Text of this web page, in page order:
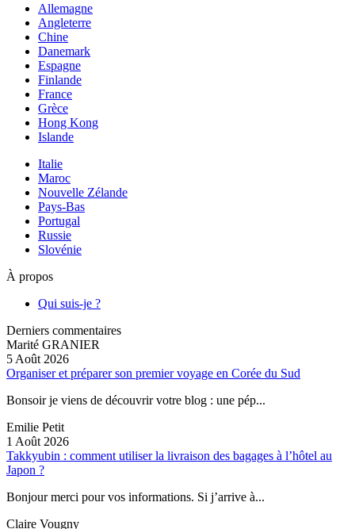
Allemagne
Angleterre
Chine
Danemark
Espagne
Finlande
France
Grèce
Hong Kong
Islande
Italie
Maroc
Nouvelle Zélande
Pays-Bas
Portugal
Russie
Slovénie
À propos
Qui suis-je ?
Derniers commentaires
Marité GRANIER
5 Août 2026
Organiser et préparer son premier voyage en Corée du Sud
Bonsoir je viens de découvrir votre blog : une pép...
Emilie Petit
1 Août 2026
Takkyubin : comment utiliser la livraison des bagages à l’hôtel au
Japon ?
Bonjour merci pour vos informations. Si j’arrive à...
Claire Vougny